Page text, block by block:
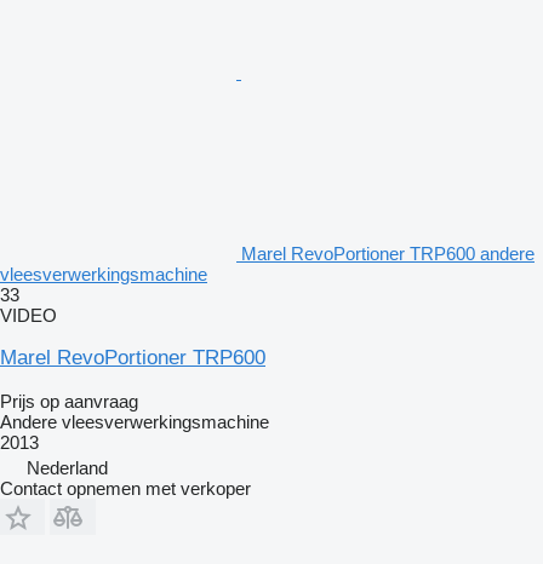
Marel RevoPortioner TRP600 andere
vleesverwerkingsmachine
33
VIDEO
Marel RevoPortioner TRP600
Prijs op aanvraag
Andere vleesverwerkingsmachine
2013
Nederland
Contact opnemen met verkoper